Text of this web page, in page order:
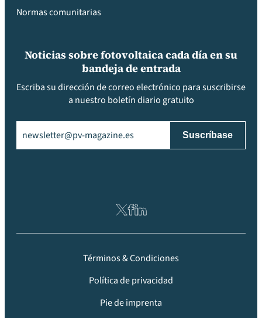
Normas comunitarias
Noticias sobre fotovoltaica cada día en su
bandeja de entrada
Escriba su dirección de correo electrónico para suscribirse
a nuestro boletín diario gratuito
Términos & Condiciones
Política de privacidad
Pie de imprenta